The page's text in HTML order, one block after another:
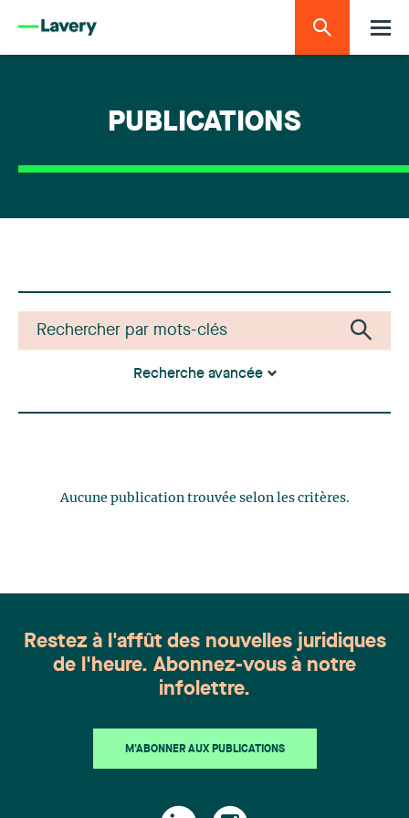
PUBLICATIONS
Recherche avancée
Aucune publication trouvée selon les critères.
Restez à l'affût des nouvelles juridiques
de l'heure. Abonnez-vous à notre
infolettre.
M'ABONNER AUX PUBLICATIONS